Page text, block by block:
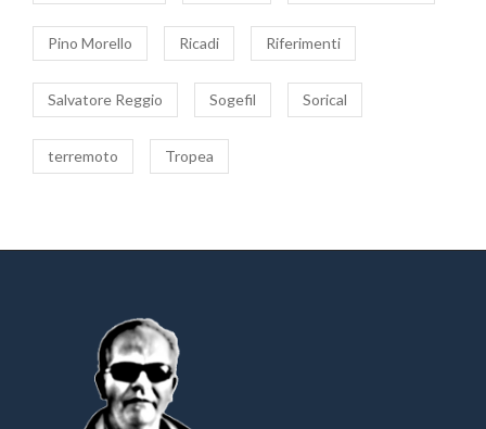
Pino Morello Ricadi Riferimenti
Salvatore Reggio Sogefil Sorical
terremoto Tropea